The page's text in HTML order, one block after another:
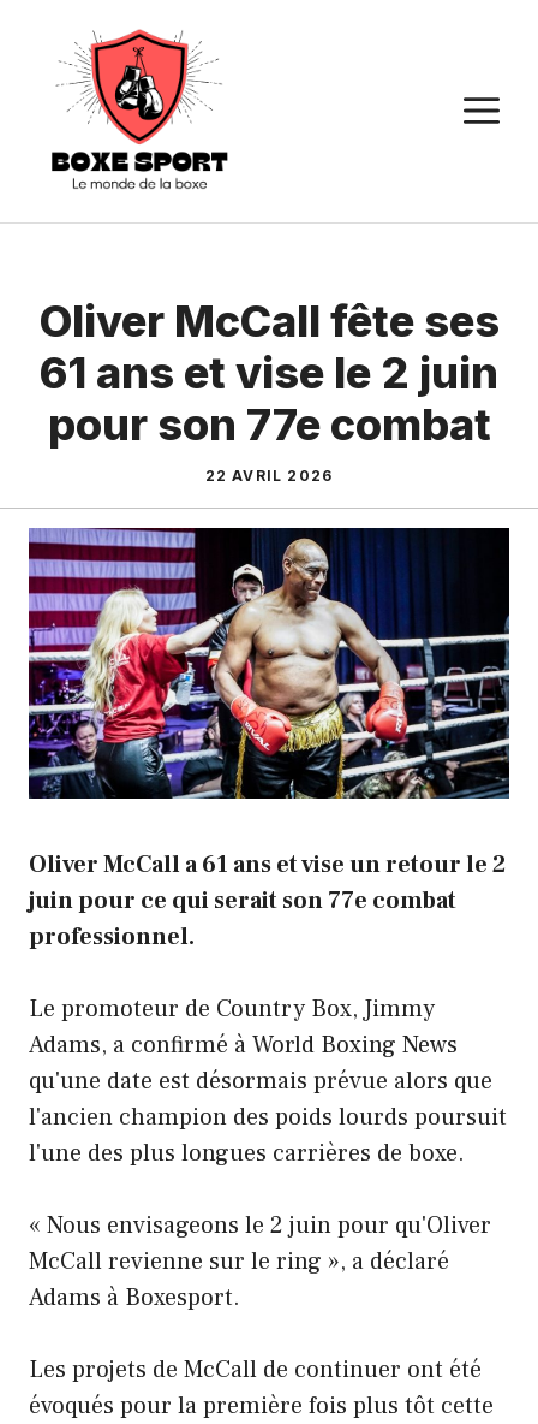
contenu
Oliver McCall fête ses
61 ans et vise le 2 juin
pour son 77e combat
22 AVRIL 2026
Oliver McCall a 61 ans et vise un retour le 2
juin pour ce qui serait son 77e combat
professionnel.
Le promoteur de Country Box, Jimmy
Adams, a confirmé à World Boxing News
qu'une date est désormais prévue alors que
l'ancien champion des poids lourds poursuit
l'une des plus longues carrières de boxe.
« Nous envisageons le 2 juin pour qu'Oliver
McCall revienne sur le ring », a déclaré
Adams à Boxesport.
Les projets de McCall de continuer ont été
évoqués pour la première fois plus tôt cette